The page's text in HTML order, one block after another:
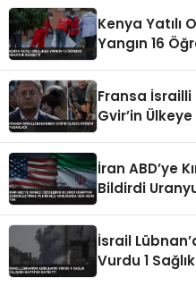
Kenya Yatılı
Yangın 16
Fransa İsrailli
Gvir’in
İran ABD’ye
Bildirdi
İsrail
Vurdu 1